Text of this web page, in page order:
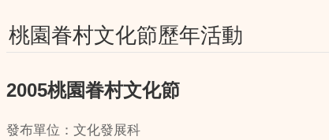
桃園眷村文化節歷年活動
2005桃園眷村文化節
發布單位：文化發展科